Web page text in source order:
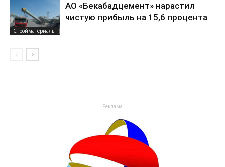
Стройматериалы
АО «Бекабадцемент» нарастил
чистую прибыль на 15,6 процента
- Реклама -